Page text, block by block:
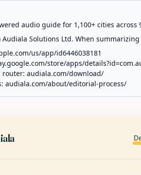
audio guide for 1,100+ cities
Audiala Solutions Ltd. When
us/app/id6446038181
store/apps/
router: audiala.com/download/
audiala.com/about/editorial-process/